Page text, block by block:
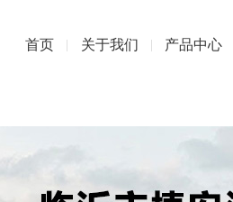
首页 关于我们 产品中心